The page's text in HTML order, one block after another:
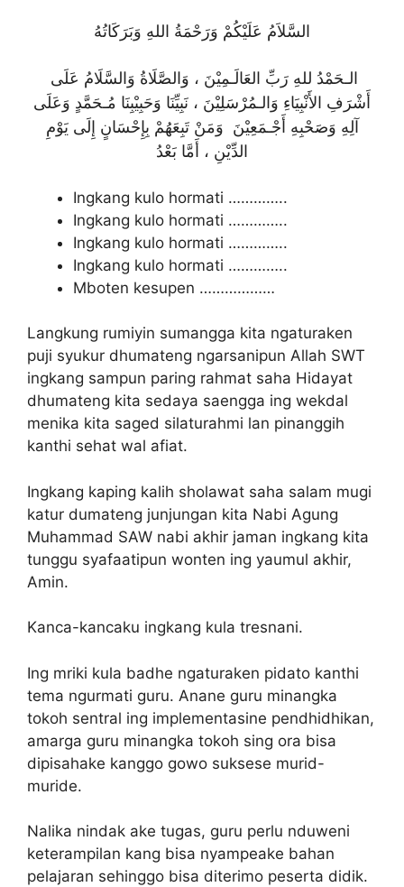
السَّلاَمُ عَلَيْكُمْ وَرَحْمَةُ اللهِ وَبَرَكَاتُهُ
أَشْرَفِ الأَنْبِيَاءِ وَالـمُرْسَلِيْنَ ، نَبِيِّنَا وَحَبِيْبِنَا مُـحَمَّدٍ وَعَلَى
آلِهِ وَصَحْبِهِ أَجْـمَعِيْنَ وَمَنْ تَبِعَهُمْ بِإِحْسَانٍ إِلَى يَوْمِ
الدِّيْنِ ، أَمَّا بَعْدُ
Ingkang kulo hormati …………..
Ingkang kulo hormati …………..
Ingkang kulo hormati …………..
Ingkang kulo hormati …………..
Mboten kesupen ………………
Langkung rumiyin sumangga kita ngaturaken
puji syukur dhumateng ngarsanipun Allah SWT
ingkang sampun paring rahmat saha Hidayat
dhumateng kita sedaya saengga ing wekdal
menika kita saged silaturahmi lan pinanggih
kanthi sehat wal afiat.
Ingkang kaping kalih sholawat saha salam mugi
katur dumateng junjungan kita Nabi Agung
Muhammad SAW nabi akhir jaman ingkang kita
tunggu syafaatipun wonten ing yaumul akhir,
Amin.
Kanca-kancaku ingkang kula tresnani.
Ing mriki kula badhe ngaturaken pidato kanthi
tema ngurmati guru. Anane guru minangka
tokoh sentral ing implementasine pendhidhikan,
amarga guru minangka tokoh sing ora bisa
dipisahake kanggo gowo suksese murid-
muride.
Nalika nindak ake tugas, guru perlu nduweni
keterampilan kang bisa nyampeake bahan
pelajaran sehinggo bisa diterimo peserta didik.